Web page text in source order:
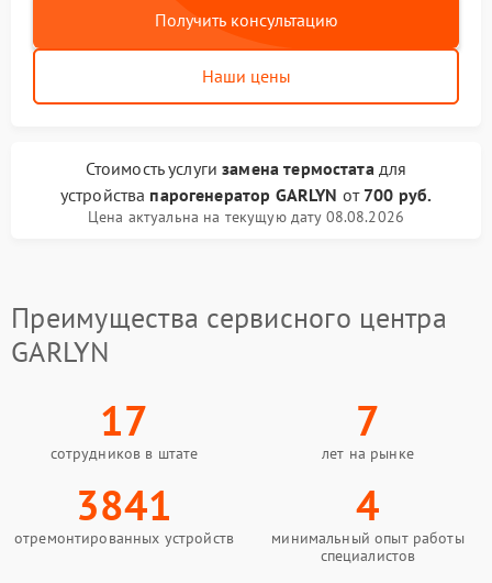
Получить консультацию
Наши цены
Стоимость услугизамена термостатадля
устройства парогенератор GARLYN от 700 руб.
Цена актуальна на текущую дату 08.08.2026
Преимущества сервисного центра
GARLYN
17
сотрудников в штате
7
лет на рынке
3841
отремонтированных устройств
4
минимальный опыт работы
специалистов